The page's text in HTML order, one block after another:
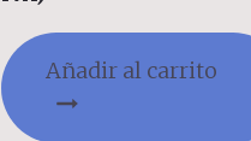
Añadir al carrito